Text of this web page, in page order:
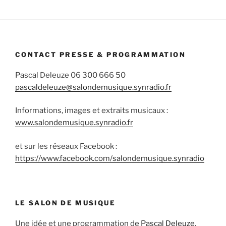
CONTACT PRESSE & PROGRAMMATION
Pascal Deleuze 06 300 666 50
pascaldeleuze@salondemusique.synradio.fr
Informations, images et extraits musicaux :
www.salondemusique.synradio.fr
et sur les réseaux Facebook :
https://www.facebook.com/salondemusique.synradio
LE SALON DE MUSIQUE
Une idée et une programmation de Pascal Deleuze.